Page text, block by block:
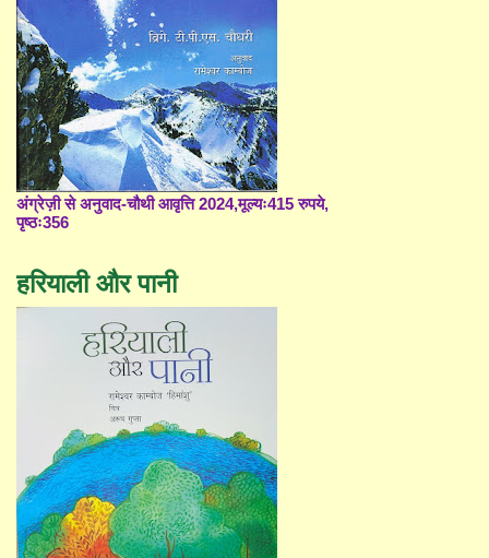
अंग्रेज़ी से अनुवाद-चौथी आवृत्ति 2024,मूल्यः415 रुपये,
पृष्ठः356
हरियाली और पानी